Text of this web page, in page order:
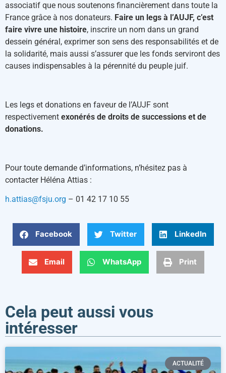
associatif que nous soutenons financièrement dans toute la
France grâce à nos donateurs. Faire un legs à l’AUJF, c’est
faire vivre une histoire, inscrire un nom dans un grand
dessein général, exprimer son sens des responsabilités et de
la solidarité, mais aussi s’assurer que les fonds serviront des
causes indispensables à la pérennité du peuple juif.
Les legs et donations en faveur de l’AUJF sont
respectivement exonérés de droits de successions et de
donations.
Pour toute demande d’informations, n’hésitez pas à
contacter Héléna Attias :
h.attias@fsju.org – 01 42 17 10 55
Facebook Twitter LinkedIn
Email WhatsApp Print
Cela peut aussi vous
intéresser
ACTUALITÉ